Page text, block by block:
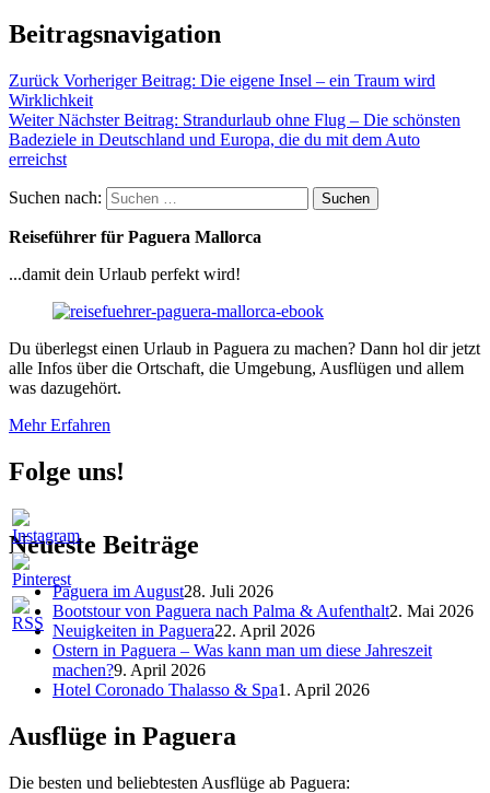
Beitragsnavigation
Zurück Vorheriger Beitrag: Die eigene Insel – ein Traum wird
Wirklichkeit
Weiter Nächster Beitrag: Strandurlaub ohne Flug – Die schönsten
Badeziele in Deutschland und Europa, die du mit dem Auto
erreichst
Suchen nach: Suchen
Reiseführer für Paguera Mallorca
...damit dein Urlaub perfekt wird!
Du überlegst einen Urlaub in Paguera zu machen? Dann hol dir jetzt
alle Infos über die Ortschaft, die Umgebung, Ausflügen und allem
was dazugehört.
Mehr Erfahren
Folge uns!
Neueste Beiträge
Paguera im August28. Juli 2026
Bootstour von Paguera nach Palma & Aufenthalt2. Mai 2026
Neuigkeiten in Paguera22. April 2026
Ostern in Paguera – Was kann man um diese Jahreszeit
machen?9. April 2026
Hotel Coronado Thalasso & Spa1. April 2026
Ausflüge in Paguera
Die besten und beliebtesten Ausflüge ab Paguera: